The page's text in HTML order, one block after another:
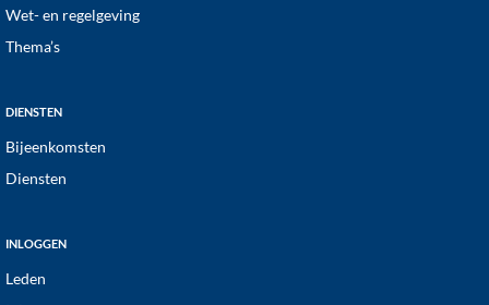
Wet- en regelgeving
Thema’s
DIENSTEN
Bijeenkomsten
Diensten
INLOGGEN
Leden